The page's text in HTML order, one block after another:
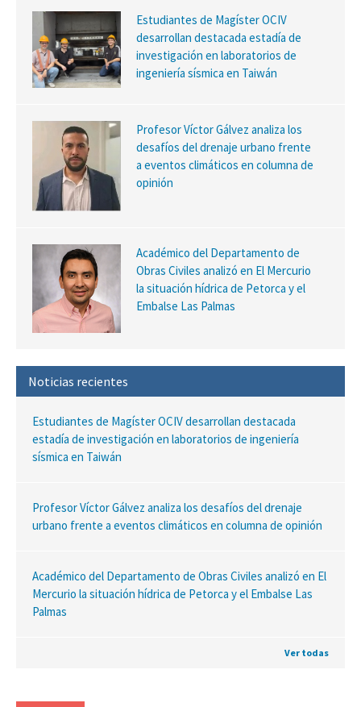
Estudiantes de Magíster OCIV
desarrollan destacada estadía de
investigación en laboratorios de
ingeniería sísmica en Taiwán
Profesor Víctor Gálvez analiza los
desafíos del drenaje urbano frente
a eventos climáticos en columna de
opinión
Académico del Departamento de
Obras Civiles analizó en El Mercurio
la situación hídrica de Petorca y el
Embalse Las Palmas
Noticias recientes
Estudiantes de Magíster OCIV desarrollan destacada
estadía de investigación en laboratorios de ingeniería
sísmica en Taiwán
Profesor Víctor Gálvez analiza los desafíos del drenaje
urbano frente a eventos climáticos en columna de opinión
Académico del Departamento de Obras Civiles analizó en El
Mercurio la situación hídrica de Petorca y el Embalse Las
Palmas
Ver todas